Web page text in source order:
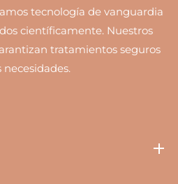
tecnología de vanguardia
científicamente. Nuestros
tratamientos seguros